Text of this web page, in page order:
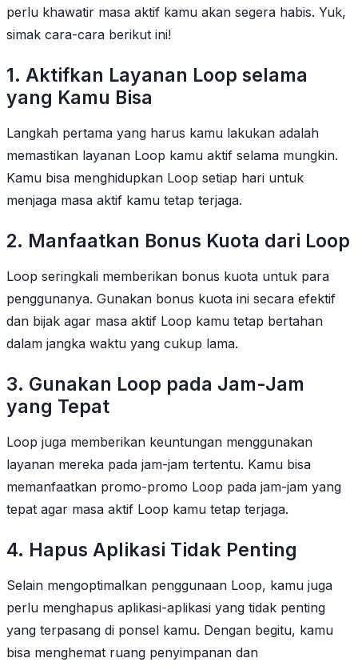
perlu khawatir masa aktif kamu akan segera habis. Yuk,
simak cara-cara berikut ini!
1. Aktifkan Layanan Loop selama
yang Kamu Bisa
Langkah pertama yang harus kamu lakukan adalah
memastikan layanan Loop kamu aktif selama mungkin.
Kamu bisa menghidupkan Loop setiap hari untuk
menjaga masa aktif kamu tetap terjaga.
2. Manfaatkan Bonus Kuota dari Loop
Loop seringkali memberikan bonus kuota untuk para
penggunanya. Gunakan bonus kuota ini secara efektif
dan bijak agar masa aktif Loop kamu tetap bertahan
dalam jangka waktu yang cukup lama.
3. Gunakan Loop pada Jam-Jam
yang Tepat
Loop juga memberikan keuntungan menggunakan
layanan mereka pada jam-jam tertentu. Kamu bisa
memanfaatkan promo-promo Loop pada jam-jam yang
tepat agar masa aktif Loop kamu tetap terjaga.
4. Hapus Aplikasi Tidak Penting
Selain mengoptimalkan penggunaan Loop, kamu juga
perlu menghapus aplikasi-aplikasi yang tidak penting
yang terpasang di ponsel kamu. Dengan begitu, kamu
bisa menghemat ruang penyimpanan dan